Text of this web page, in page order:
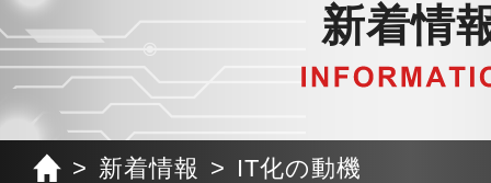
新着情
新着情報 IT化の動機